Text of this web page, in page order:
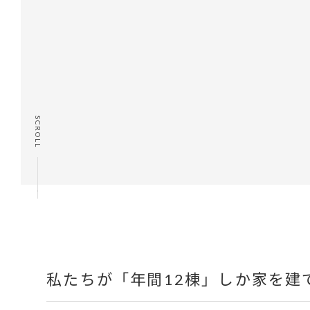
SCROLL
私たちが「年間12棟」しか家を建